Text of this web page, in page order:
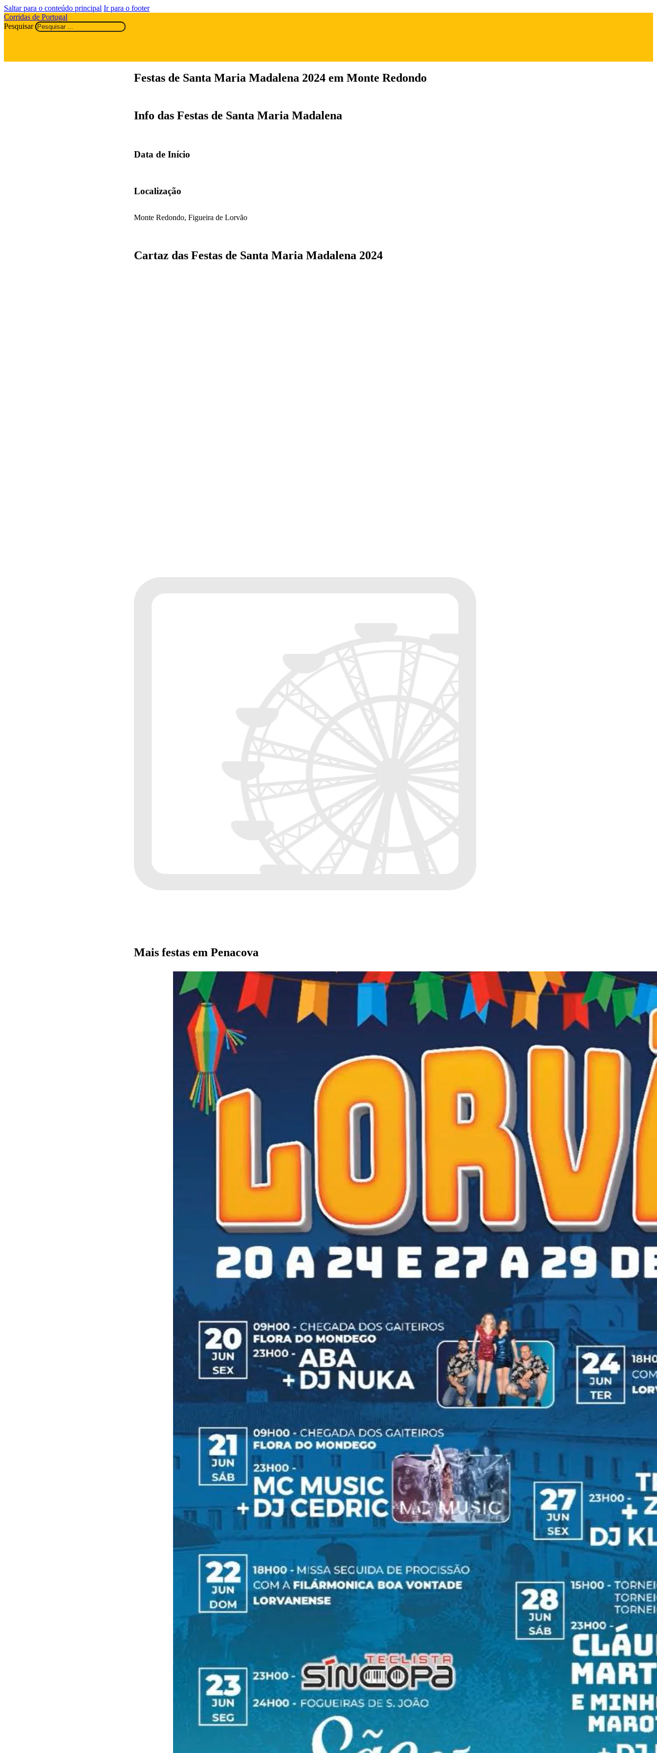
Saltar para o conteúdo principal Ir para o footer
Corridas de Portugal
Pesquisar
Festas de Santa Maria Madalena 2024 em Monte Redondo
Info das Festas de Santa Maria Madalena
Data de Início
Localização
Monte Redondo, Figueira de Lorvão
Cartaz das Festas de Santa Maria Madalena 2024
Mais festas em Penacova